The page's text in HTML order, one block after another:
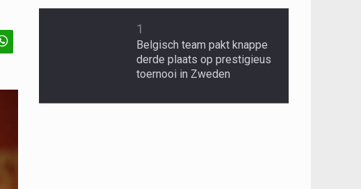
1
Belgisch team pakt knappe
derde plaats op prestigieus
toernooi in Zweden